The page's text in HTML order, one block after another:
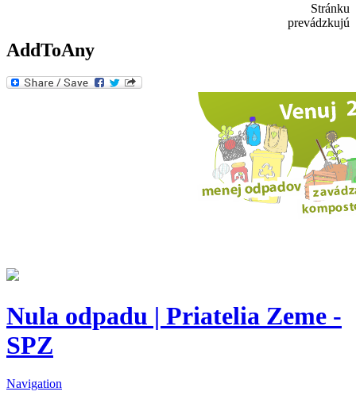
Stránku
prevádzkujú
AddToAny
Nula odpadu | Priatelia Zeme -
SPZ
Navigation